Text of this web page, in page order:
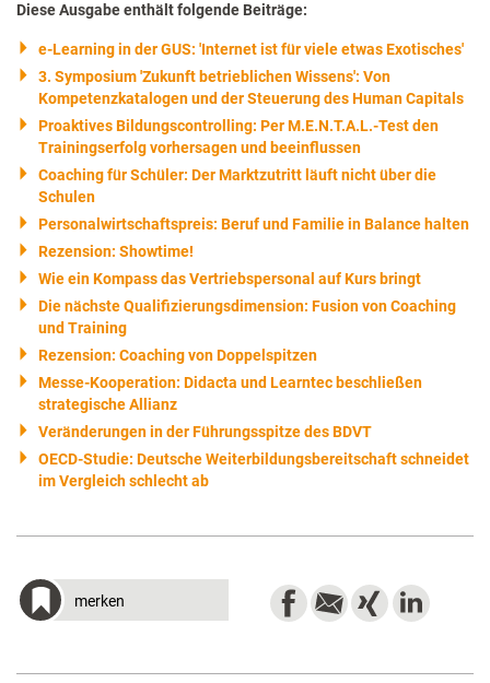
Diese Ausgabe enthält folgende Beiträge:
e-Learning in der GUS: 'Internet ist für viele etwas Exotisches'
3. Symposium 'Zukunft betrieblichen Wissens': Von
Kompetenzkatalogen und der Steuerung des Human Capitals
Proaktives Bildungscontrolling: Per M.E.N.T.A.L.-Test den
Trainingserfolg vorhersagen und beeinflussen
Coaching für Schüler: Der Marktzutritt läuft nicht über die
Schulen
Personalwirtschaftspreis: Beruf und Familie in Balance halten
Rezension: Showtime!
Wie ein Kompass das Vertriebspersonal auf Kurs bringt
Die nächste Qualifizierungsdimension: Fusion von Coaching
und Training
Rezension: Coaching von Doppelspitzen
Messe-Kooperation: Didacta und Learntec beschließen
strategische Allianz
Veränderungen in der Führungsspitze des BDVT
OECD-Studie: Deutsche Weiterbildungsbereitschaft schneidet
im Vergleich schlecht ab
merken